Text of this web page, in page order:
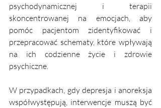
psychodynamicznej i terapii
skoncentrowanej na emocjach, aby
pomóc pacjentom zidentyfikować i
przepracować schematy, które wpływają
na ich codzienne życie i zdrowie
psychiczne.
W przypadkach, gdy depresja i anoreksja
współwystępują, interwencje muszą być